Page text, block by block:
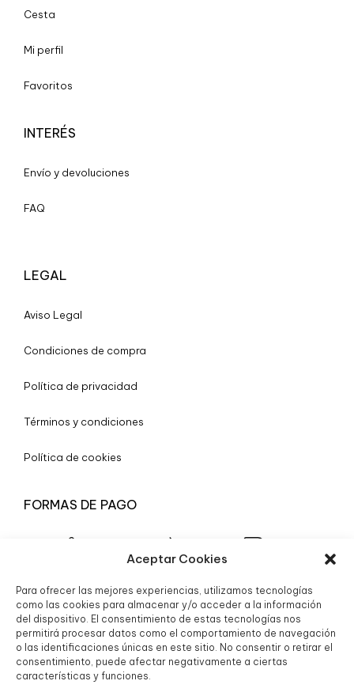
Aceptar Cookies
Para ofrecer las mejores experiencias, utilizamos tecnologías
como las cookies para almacenar y/o acceder a la información
del dispositivo. El consentimiento de estas tecnologías nos
permitirá procesar datos como el comportamiento de navegación
o las identificaciones únicas en este sitio. No consentir o retirar el
consentimiento, puede afectar negativamente a ciertas
características y funciones.
Cesta
Mi perfil
Favoritos
INTERÉS
Envío y devoluciones
FAQ
LEGAL
Aviso Legal
Condiciones de compra
Política de privacidad
Términos y condiciones
Política de cookies
FORMAS DE PAGO
© 2025 Boutique Granada S.L.